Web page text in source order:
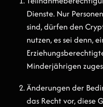
Dienste. Nur
sind, dürfen den
nutzen, es sei denn,
Minderjährigen
Änderungen der
das Recht vor, diese